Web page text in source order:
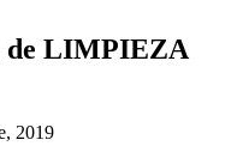
de LIMPIEZA
2019